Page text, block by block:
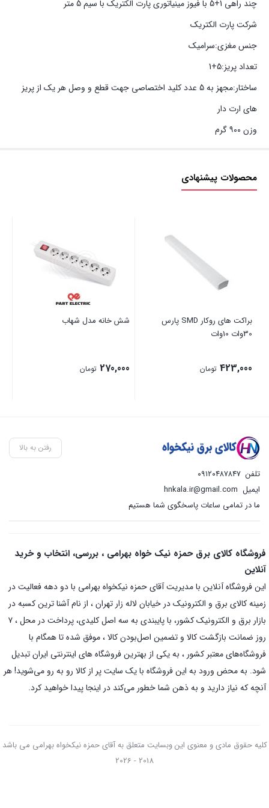
چند راهی 1+5 با فیوز مینیاتوری پارت الکتریک با سیم 5 متر
شرکت پارت الکتریک
جنس مغزی:سرامیک
تعداد پریز:5+1
ساختار:مجهز به 5 عدد کلید اختصاصی جهت قطع و وصل هر یک از پریز
های ارت دار
وزن ۹۰۰ گرم
محصولات پیشنهادی
براکت های روکار SMD پارس
30وات 10وات
423,000 تومان
شش خانه مدل شهاب
270,000 تومان
رفتن به بالا
تلفن ۰۹۱۲۰۴۸۷۸۴۷
ایمیل hnkala.ir@gmail.com
ما در تمامی ساعات پاسخگوی شما هستیم
فروشگاه کالای برق حمزه نیک خواه بهرامی ، بررسی، انتخاب و خرید
آنلاین
این فروشگاه آنلاین با مدیریت آقای حمزه نیکخواه بهرامی با دو دهه فعالیت در
زمینه کالای برق و الکترونیک در خیابان لاله زار تهران ، از نام آشنا ترین کسبه در
بازار برق و الکترونیک کشور، با پایبندی به سه اصل کلیدی، پرداخت در محل ، ۷
روز ضمانت بازگشت کالا و تضمین اصل‌بودن کالا ، موفق شده تا همگام با
فروشگاه‌های معتبر کشور ، به یکی از بهترین فروشگاه های اینترنتی ایران تبدیل
شود. به محض ورود به این فروشگاه با یک سایت پر از کالا رو به رو می‌شوید! هر
آنچه که نیاز دارید و به ذهن شما خطور می‌کند در اینجا پیدا خواهید کرد.
کلیه حقوق مادی و معنوی این وبسایت متعلق به آقای حمزه نیکخواه بهرامی می باشد
2018 - 2026